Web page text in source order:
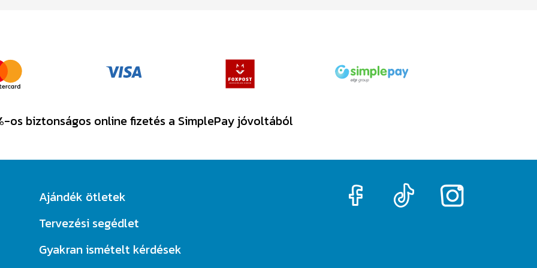
os biztonságos online fizetés a SimplePay jóvoltából
Ajándék ötletek
Tervezési segédlet
Gyakran ismételt kérdések